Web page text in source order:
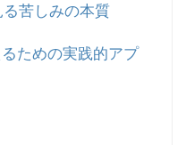
苦しみの本質
ための実践的アプ